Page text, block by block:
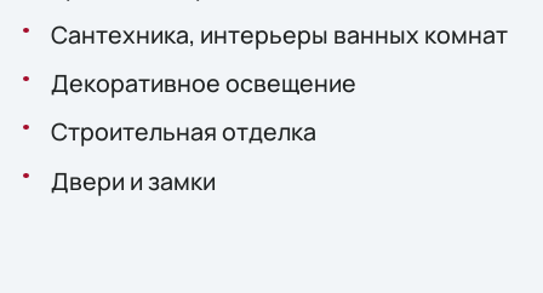
Сантехника, интерьеры ванных комнат
Декоративное освещение
Строительная отделка
Двери и замки